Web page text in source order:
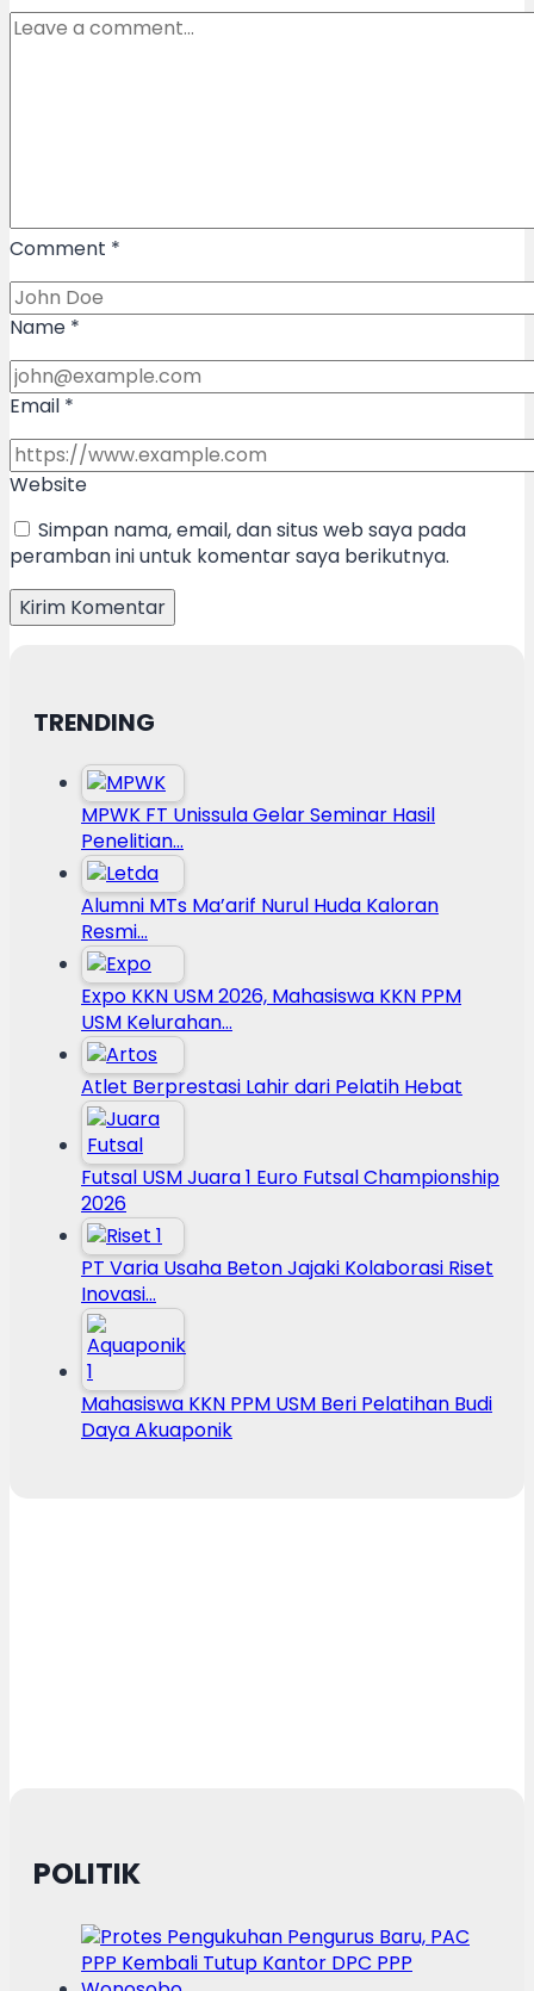
Comment *
Name *
Email *
Website
Simpan nama, email, dan situs web saya pada
peramban ini untuk komentar saya berikutnya.
TRENDING
MPWK FT Unissula Gelar Seminar Hasil
Penelitian…
Alumni MTs Ma’arif Nurul Huda Kaloran
Resmi…
Expo KKN USM 2026, Mahasiswa KKN PPM
USM Kelurahan…
Atlet Berprestasi Lahir dari Pelatih Hebat
Futsal USM Juara 1 Euro Futsal Championship
2026
PT Varia Usaha Beton Jajaki Kolaborasi Riset
Inovasi…
Mahasiswa KKN PPM USM Beri Pelatihan Budi
Daya Akuaponik
POLITIK